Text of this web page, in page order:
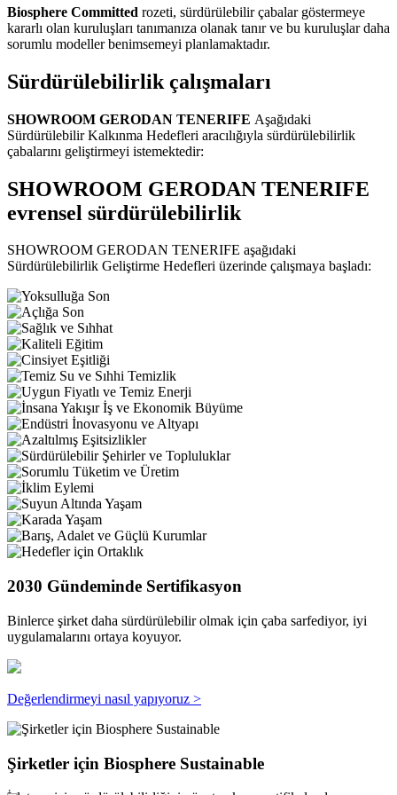
Biosphere Committed rozeti, sürdürülebilir çabalar göstermeye
kararlı olan kuruluşları tanımanıza olanak tanır ve bu kuruluşlar daha
sorumlu modeller benimsemeyi planlamaktadır.
Sürdürülebilirlik çalışmaları
SHOWROOM GERODAN TENERIFE Aşağıdaki
Sürdürülebilir Kalkınma Hedefleri aracılığıyla sürdürülebilirlik
çabalarını geliştirmeyi istemektedir:
SHOWROOM GERODAN TENERIFE
evrensel sürdürülebilirlik
SHOWROOM GERODAN TENERIFE aşağıdaki
Sürdürülebilirlik Geliştirme Hedefleri üzerinde çalışmaya başladı:
2030 Gündeminde Sertifikasyon
Binlerce şirket daha sürdürülebilir olmak için çaba sarfediyor, iyi
uygulamalarını ortaya koyuyor.
Değerlendirmeyi nasıl yapıyoruz >
Şirketler için Biosphere Sustainable